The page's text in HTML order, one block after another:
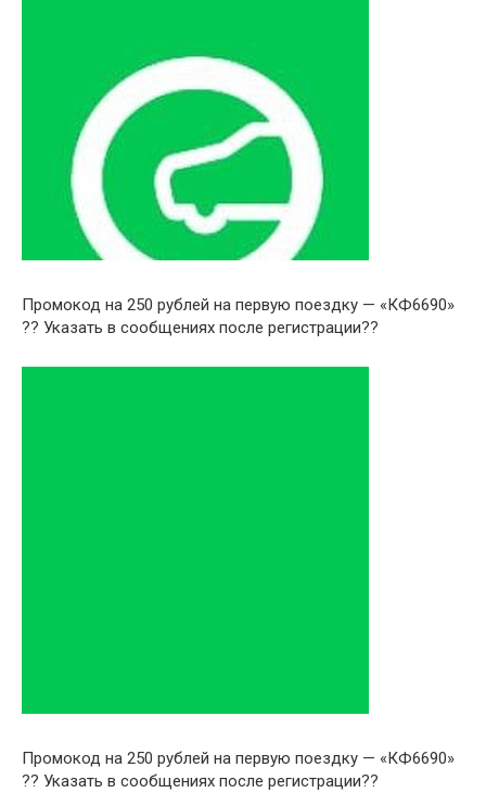
Промокод на 250 рублей на первую поездку — «КФ6690»
?? Указать в сообщениях после регистрации??
Промокод на 250 рублей на первую поездку — «КФ6690»
?? Указать в сообщениях после регистрации??